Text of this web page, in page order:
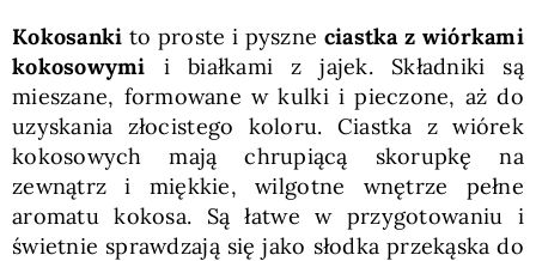
SKLEP
Polski
Kokosanki to proste i pyszne ciastka z wiórkami
kokosowymi i białkami z jajek. Składniki są
mieszane, formowane w kulki i pieczone, aż do
uzyskania złocistego koloru. Ciastka z wiórek
kokosowych mają chrupiącą skorupkę na
zewnątrz i miękkie, wilgotne wnętrze pełne
aromatu kokosa. Są łatwe w przygotowaniu i
świetnie sprawdzają się jako słodka przekąska do